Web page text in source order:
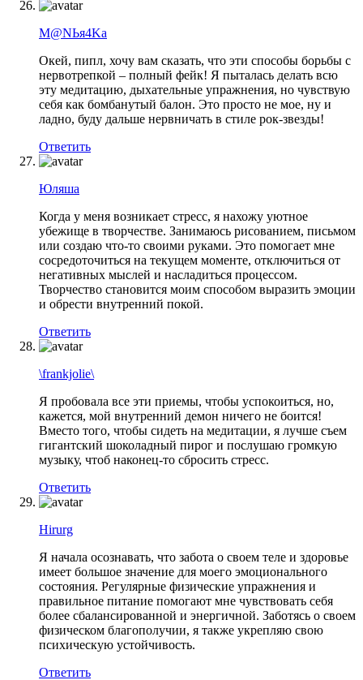
M@NЬя4Ka
Окей, пипл, хочу вам сказать, что эти способы борьбы с
нервотрепкой – полный фейк! Я пыталась делать всю
эту медитацию, дыхательные упражнения, но чувствую
себя как бомбанутый балон. Это просто не мое, ну и
ладно, буду дальше нервничать в стиле рок-звезды!
Ответить
Юляша
Когда у меня возникает стресс, я нахожу уютное
убежище в творчестве. Занимаюсь рисованием, письмом
или создаю что-то своими руками. Это помогает мне
сосредоточиться на текущем моменте, отключиться от
негативных мыслей и насладиться процессом.
Творчество становится моим способом выразить эмоции
и обрести внутренний покой.
Ответить
\frankjolie\
Я пробовала все эти приемы, чтобы успокоиться, но,
кажется, мой внутренний демон ничего не боится!
Вместо того, чтобы сидеть на медитации, я лучше съем
гигантский шоколадный пирог и послушаю громкую
музыку, чтоб наконец-то сбросить стресс.
Ответить
Hirurg
Я начала осознавать, что забота о своем теле и здоровье
имеет большое значение для моего эмоционального
состояния. Регулярные физические упражнения и
правильное питание помогают мне чувствовать себя
более сбалансированной и энергичной. Заботясь о своем
физическом благополучии, я также укрепляю свою
психическую устойчивость.
Ответить